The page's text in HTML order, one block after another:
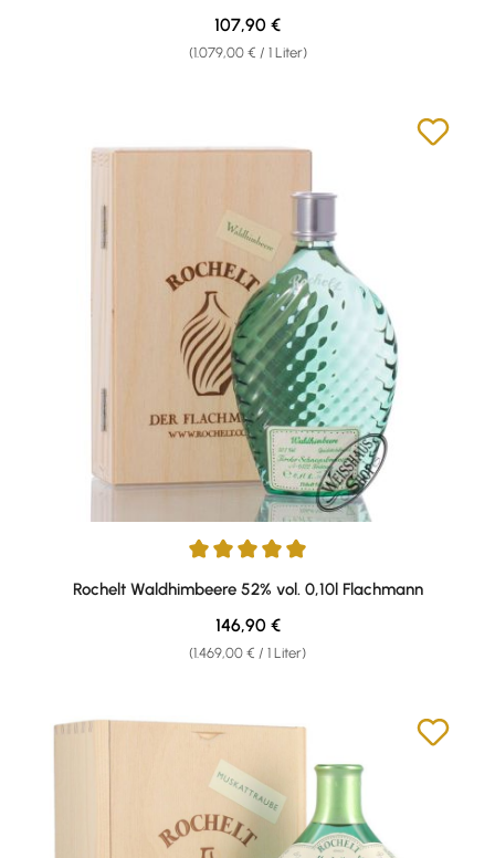
(1.079,00 € / 1 Liter)
Regulärer Preis:
107,90 €
Durchschnittliche Bewertung von 5 von 5 Sternen
Rochelt Waldhimbeere 52% vol. 0,10l Flachmann
(1.469,00 € / 1 Liter)
Regulärer Preis:
146,90 €